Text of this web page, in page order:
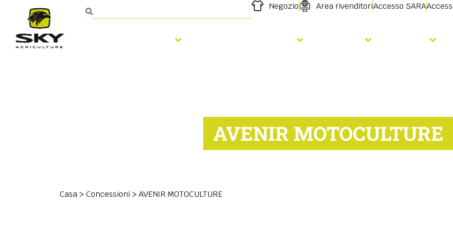
Negozio Area rivenditoriAccesso SARA
AVENIR MOTOCULTURE
Casa > Concessioni > AVENIR MOTOCULTURE